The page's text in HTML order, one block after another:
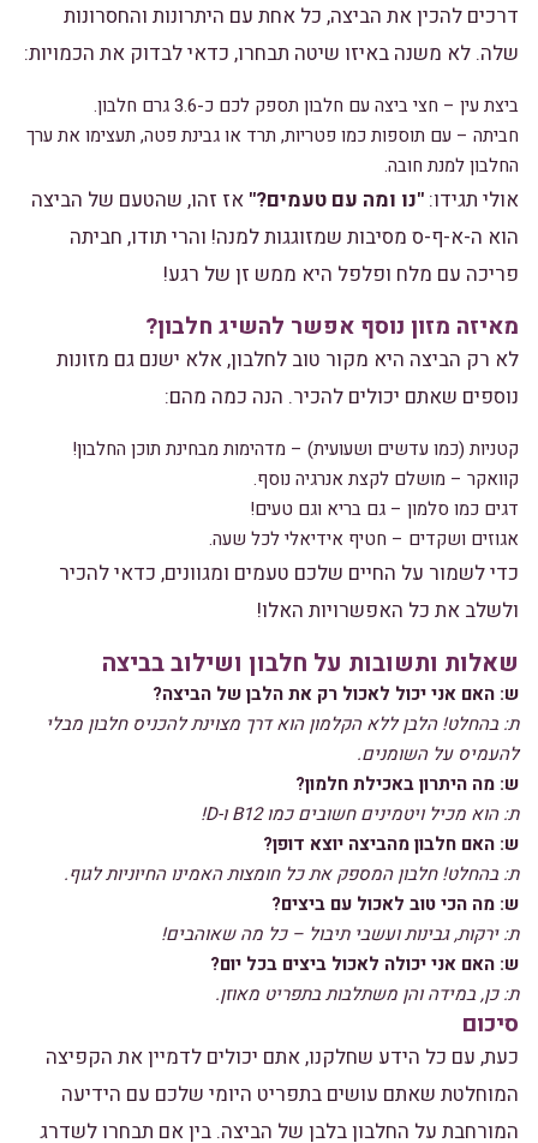
דרכים להכין את הביצה, כל אחת עם היתרונות והחסרונות
שלה. לא משנה באיזו שיטה תבחרו, כדאי לבדוק את הכמויות:
ביצת עין – חצי ביצה עם חלבון תספק לכם כ-3.6 גרם חלבון.
חביתה – עם תוספות כמו פטריות, תרד או גבינת פטה, תעצימו את ערך
החלבון למנת חובה.
אולי תגידו: "נו ומה עם טעמים?" אז זהו, שהטעם של הביצה
הוא ה-א-ף-ס מסיבות שמזוגגות למנה! והרי תודו, חביתה
פריכה עם מלח ופלפל היא ממש זן של רגע!
מאיזה מזון נוסף אפשר להשיג חלבון?
לא רק הביצה היא מקור טוב לחלבון, אלא ישנם גם מזונות
נוספים שאתם יכולים להכיר. הנה כמה מהם:
קטניות (כמו עדשים ושעועית) – מדהימות מבחינת תוכן החלבון!
קוואקר – מושלם לקצת אנרגיה נוסף.
דגים כמו סלמון – גם בריא וגם טעים!
אגוזים ושקדים – חטיף אידיאלי לכל שעה.
כדי לשמור על החיים שלכם טעמים ומגוונים, כדאי להכיר
ולשלב את כל האפשרויות האלו!
שאלות ותשובות על חלבון ושילוב בביצה
ש: האם אני יכול לאכול רק את הלבן של הביצה?
ת: בהחלט! הלבן ללא הקלמון הוא דרך מצוינת להכניס חלבון מבלי
להעמיס על השומנים.
ש: מה היתרון באכילת חלמון?
ת: הוא מכיל ויטמינים חשובים כמו B12 ו-D!
ש: האם חלבון מהביצה יוצא דופן?
ת: בהחלט! חלבון המספק את כל חומצות האמינו החיוניות לגוף.
ש: מה הכי טוב לאכול עם ביצים?
ת: ירקות, גבינות ועשבי תיבול – כל מה שאוהבים!
ש: האם אני יכולה לאכול ביצים בכל יום?
ת: כן, במידה והן משתלבות בתפריט מאוזן.
סיכום
כעת, עם כל הידע שחלקנו, אתם יכולים לדמיין את הקפיצה
המוחלטת שאתם עושים בתפריט היומי שלכם עם הידיעה
המורחבת על החלבון בלבן של הביצה. בין אם תבחרו לשדרג